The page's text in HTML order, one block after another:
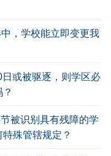
，学校能立即变更我
或被驱逐，则学区必
被识别具有残障的学
殊管辖规定？